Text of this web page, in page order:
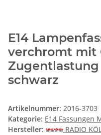
E14
verchromt mit
schwarz
Artikelnummer: 2016-3703
Kategorie: E14 Fassungen
Hersteller:
RADIO